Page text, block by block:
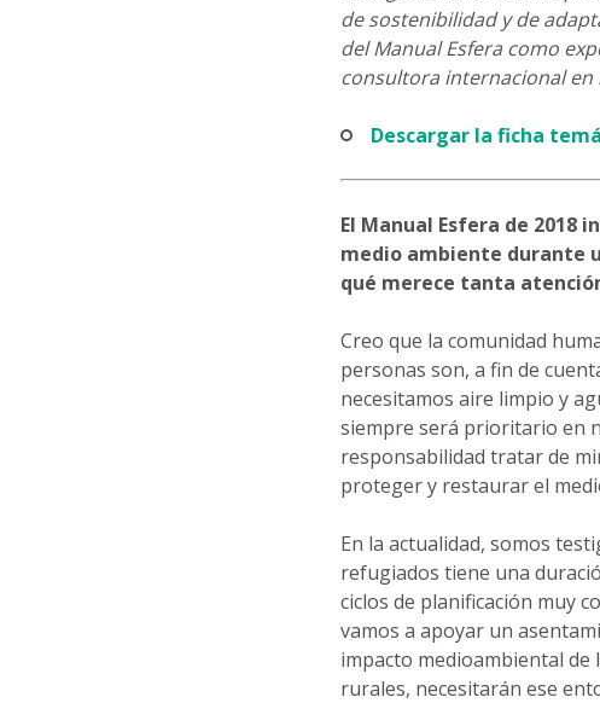
de sostenibilidad y de
del Manual Esfera como
consultora internacional
Descargar la ficha
El Manual Esfera de
medio ambiente durante
qué merece tanta
Creo que la comunidad
personas son, a fin de
necesitamos aire limpio y
siempre será prioritario en
responsabilidad tratar de
proteger y restaurar el
En la actualidad, somos
refugiados tiene una
ciclos de planificación muy
vamos a apoyar un
impacto medioambiental de
rurales, necesitarán ese